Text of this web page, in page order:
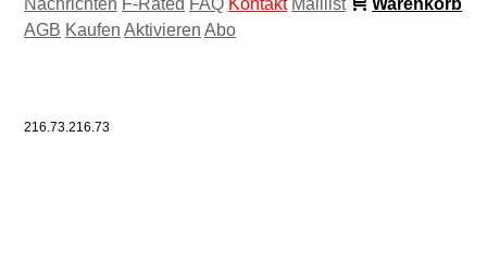
AGB Kaufen Aktivieren Abo
216.73.216.73